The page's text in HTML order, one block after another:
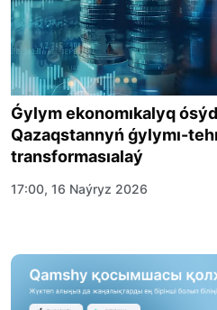
Ǵylym ekonomıkalyq
Qazaqstannyń ǵylymı-
transformasıalaý
17:00, 16 Naýryz 2026